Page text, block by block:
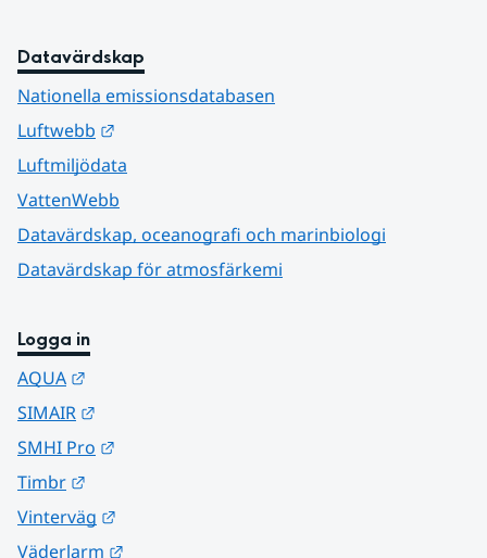
Datavärdskap
Nationella emissionsdatabasen
Luftwebb
Luftmiljödata
VattenWebb
Datavärdskap, oceanografi och marinbiologi
Datavärdskap för atmosfärkemi
Logga in
AQUA
SIMAIR
SMHI Pro
Timbr
Vinterväg
Väderlarm